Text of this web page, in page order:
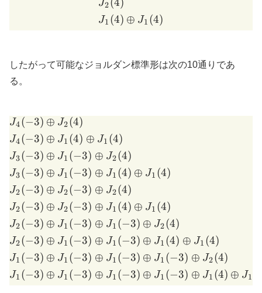
J2
J1 (4) ⊕ J1 (4)
したがって可能なジョルダン標準形は次の10通りであ
る。
J4(−3) ⊕ J2(4)
J4(−3) ⊕ J1 (4) ⊕ J1 (4)
J3(−3) ⊕ J1 (−3) ⊕ J2(4)
J3(−3) ⊕ J1 (−3) ⊕ J1 (4) ⊕ J1 (4)
J2(−3) ⊕ J2(−3) ⊕ J2(4)
J2(−3) ⊕ J2(−3) ⊕ J1 (4) ⊕ J1 (4)
J2(−3) ⊕ J1 (−3) ⊕ J1 (−3) ⊕ J2(4)
J2(−3) ⊕ J1 (−3) ⊕ J1 (−3) ⊕ J1 (4) ⊕ J1 (4)
J1 (−3) ⊕ J1 (−3) ⊕ J1 (−3) ⊕ J1 (−3) ⊕ J2(4)
J1 (−3) ⊕ J1 (−3) ⊕ J1 (−3) ⊕ J1 (−3) ⊕ J1 (4) ⊕ J1